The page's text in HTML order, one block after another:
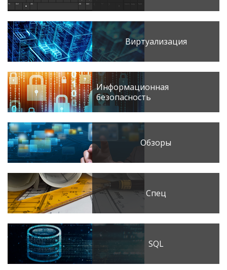
Виртуализация
Информационная
безопасность
Обзоры
Спец
SQL